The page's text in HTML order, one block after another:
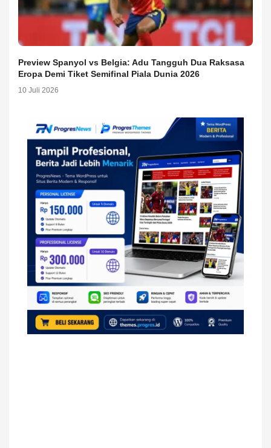
Preview Spanyol vs Belgia: Adu Tangguh Dua Raksasa
Eropa Demi Tiket Semifinal Piala Dunia 2026
10 Juli 2026